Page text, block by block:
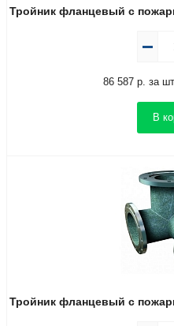
Тройник фланцевый с
86 587 р. за шт
В
Тройник фланцевый с